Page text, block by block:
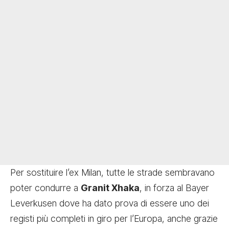
Per sostituire l’ex Milan, tutte le strade sembravano
poter condurre a Granit Xhaka, in forza al Bayer
Leverkusen dove ha dato prova di essere uno dei
registi più completi in giro per l’Europa, anche grazie